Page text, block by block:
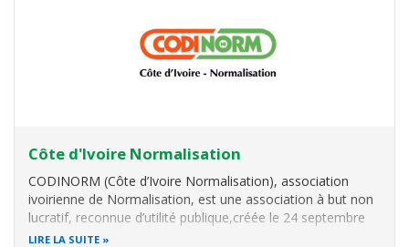
Côte d'Ivoire Normalisation
CODINORM (Côte d’Ivoire Normalisation), association
ivoirienne de Normalisation, est une association à but non
lucratif, reconnue d’utilité publique,créée le 24 septembre
1992 par le Secteur Privé sur autorisation du Conseil des
LIRE LA SUITE